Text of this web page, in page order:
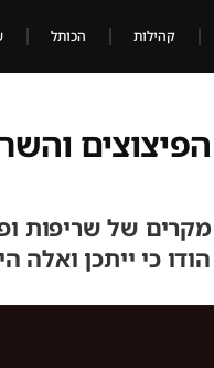
קהילות הכותל
של שריפות
כי ייתכן